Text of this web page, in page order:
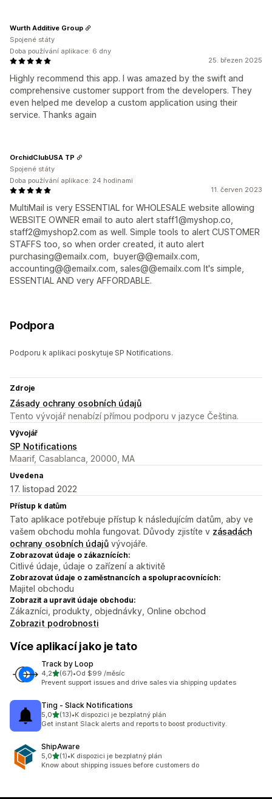
25. březen 2025
Highly recommend this app. I was amazed by the swift and
comprehensive customer support from the developers. They
even helped me develop a custom application using their
service. Thanks again
Wurth Additive Group
Spojené státy
Doba používání aplikace: 6 dny
11. červen 2023
MultiMail is very ESSENTIAL for WHOLESALE website allowing
WEBSITE OWNER email to auto alert staff1@myshop.co,
staff2@myshop2.com as well. Simple tools to alert CUSTOMER
STAFFS too, so when order created, it auto alert
purchasing@emailx.com, ​ ​buyer@@emailx.com​,
accounting@@emailx.com​, sales@@emailx.com It's simple,
ESSENTIAL AND very AFFORDABLE.
OrchidClubUSA TP
Spojené státy
Doba používání aplikace: 24 hodinami
Podpora
Podporu k aplikaci poskytuje SP Notifications.
Zdroje
Zásady ochrany osobních údajů
Tento vývojář nenabízí přímou podporu v jazyce Čeština.
Vývojář
SP Notifications
Maarif, Casablanca, 20000, MA
Uvedena
17. listopad 2022
Přístup k datům
Tato aplikace potřebuje přístup k následujícím datům, aby ve
vašem obchodu mohla fungovat. Důvody zjistíte v zásadách
ochrany osobních údajů vývojáře.
Zobrazovat údaje o zákaznících:
Citlivé údaje, údaje o zařízení a aktivitě
Zobrazovat údaje o zaměstnancích a spolupracovnících:
Majitel obchodu
Zobrazit a upravit údaje obchodu:
Zákazníci, produkty, objednávky, Online obchod
Zobrazit podrobnosti
Více aplikací jako je tato
Track by Loop
4,2z 5 hvězd
(67)
Celkový počet recenzí: 67
•Od $99 /měsíc
Prevent support issues and drive sales via shipping updates
Ting ‑ Slack Notifications
5,0z 5 hvězd
(13)
Celkový počet recenzí: 13
•K dispozici je bezplatný plán
Get instant Slack alerts and reports to boost productivity.
ShipAware
5,0z 5 hvězd
(1)
Celkový počet recenzí: 1
•K dispozici je bezplatný plán
Know about shipping issues before customers do